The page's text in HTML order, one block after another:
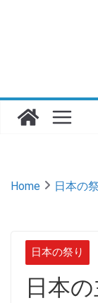
Home 日本の
日本の祭り
日本